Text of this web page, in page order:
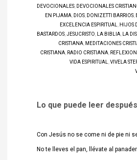
DEVOCIONALES DEVOCIONALES
EN PIJAMA DIOS DONIZETTI BARRIOS
EXCELENCIA ESPIRITUAL
HIJOS
BASTARDOS JESUCRISTO LA BIBLIA LA
CRISTIANA MEDITACIONES
CRISTIANA RADIO CRISTIANA
VIDA ESPIRITUAL
VIVELA
Lo que puede leer después
Con Jesús no se come ni de pie ni
No te lleves el pan, llévate al